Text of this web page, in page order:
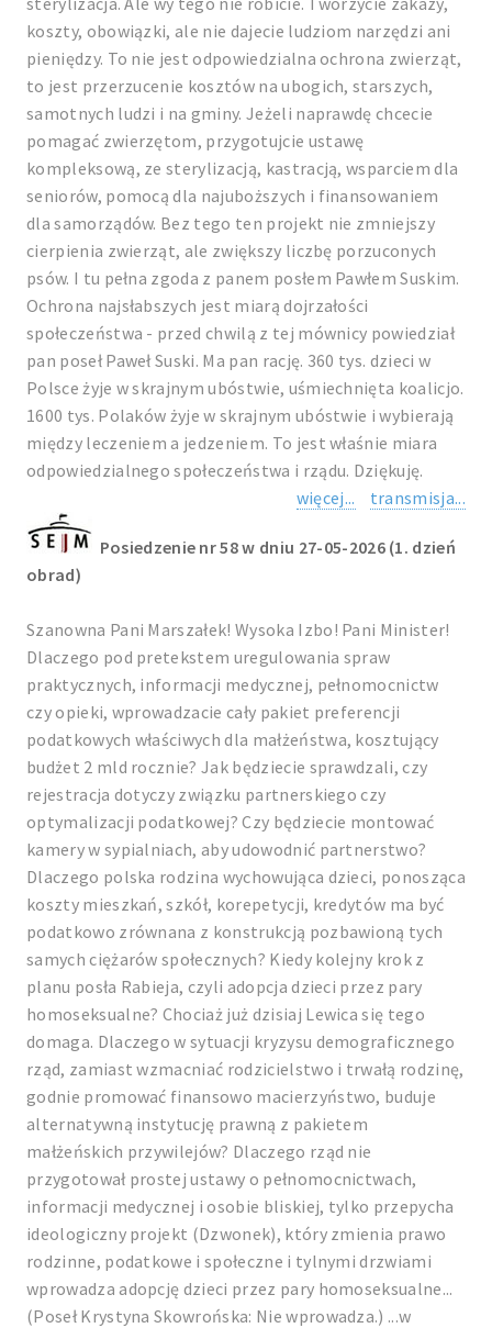
koszty, obowiązki, ale nie dajecie ludziom narzędzi ani
pieniędzy. To nie jest odpowiedzialna ochrona zwierząt,
to jest przerzucenie kosztów na ubogich, starszych,
samotnych ludzi i na gminy. Jeżeli naprawdę chcecie
pomagać zwierzętom, przygotujcie ustawę
kompleksową, ze sterylizacją, kastracją, wsparciem dla
seniorów, pomocą dla najuboższych i finansowaniem
dla samorządów. Bez tego ten projekt nie zmniejszy
cierpienia zwierząt, ale zwiększy liczbę porzuconych
psów. I tu pełna zgoda z panem posłem Pawłem Suskim.
Ochrona najsłabszych jest miarą dojrzałości
społeczeństwa - przed chwilą z tej mównicy powiedział
pan poseł Paweł Suski. Ma pan rację. 360 tys. dzieci w
Polsce żyje w skrajnym ubóstwie, uśmiechnięta koalicjo.
1600 tys. Polaków żyje w skrajnym ubóstwie i wybierają
między leczeniem a jedzeniem. To jest właśnie miara
odpowiedzialnego społeczeństwa i rządu. Dziękuję.
więcej...
transmisja...
Posiedzenie nr 58 w dniu 27-05-2026 (1. dzień
obrad)
Szanowna Pani Marszałek! Wysoka Izbo! Pani Minister!
Dlaczego pod pretekstem uregulowania spraw
praktycznych, informacji medycznej, pełnomocnictw
czy opieki, wprowadzacie cały pakiet preferencji
podatkowych właściwych dla małżeństwa, kosztujący
budżet 2 mld rocznie? Jak będziecie sprawdzali, czy
rejestracja dotyczy związku partnerskiego czy
optymalizacji podatkowej? Czy będziecie montować
kamery w sypialniach, aby udowodnić partnerstwo?
Dlaczego polska rodzina wychowująca dzieci, ponosząca
koszty mieszkań, szkół, korepetycji, kredytów ma być
podatkowo zrównana z konstrukcją pozbawioną tych
samych ciężarów społecznych? Kiedy kolejny krok z
planu posła Rabieja, czyli adopcja dzieci przez pary
homoseksualne? Chociaż już dzisiaj Lewica się tego
domaga. Dlaczego w sytuacji kryzysu demograficznego
rząd, zamiast wzmacniać rodzicielstwo i trwałą rodzinę,
godnie promować finansowo macierzyństwo, buduje
alternatywną instytucję prawną z pakietem
małżeńskich przywilejów? Dlaczego rząd nie
przygotował prostej ustawy o pełnomocnictwach,
informacji medycznej i osobie bliskiej, tylko przepycha
ideologiczny projekt (Dzwonek), który zmienia prawo
rodzinne, podatkowe i społeczne i tylnymi drzwiami
wprowadza adopcję dzieci przez pary homoseksualne...
(Poseł Krystyna Skowrońska: Nie wprowadza.) ...w